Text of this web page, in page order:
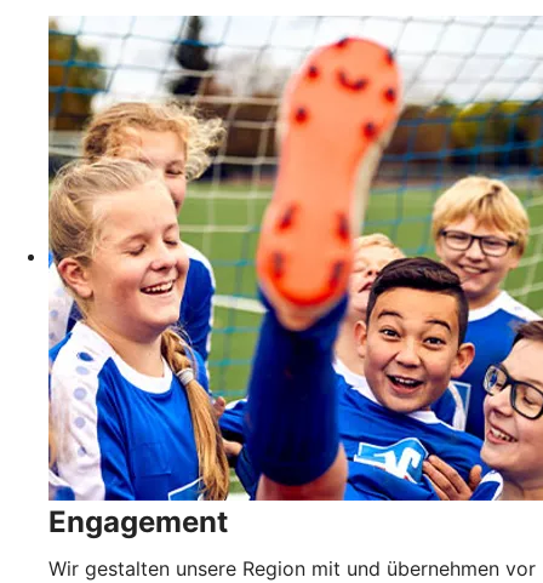
Engagement
Wir gestalten unsere Region mit und übernehmen vor